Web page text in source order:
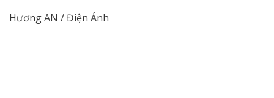
Hương AN / Điện Ảnh